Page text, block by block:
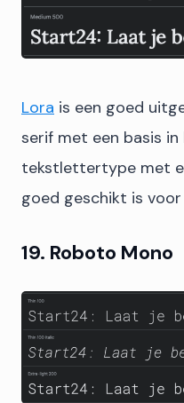
Lora is een goed
serif met een basis in
tekstlettertype met
goed geschikt is
19. Roboto Mono